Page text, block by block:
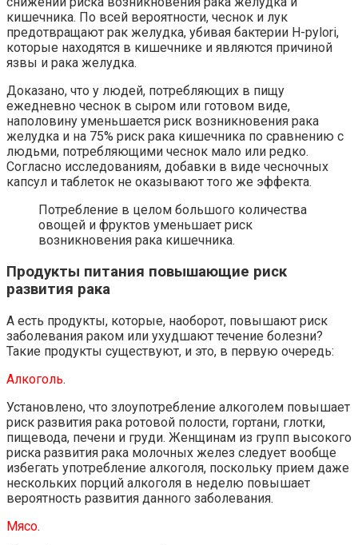
кишечника. По всей вероятности, чеснок и лук
предотвращают рак желудка, убивая бактерии H-pylori,
которые находятся в кишечнике и являются причиной
язвы и рака желудка.
Доказано, что у людей, потребляющих в пищу
ежедневно чеснок в сыром или готовом виде,
наполовину уменьшается риск возникновения рака
желудка и на 75% риск рака кишечника по сравнению с
людьми, потребляющими чеснок мало или редко.
Согласно исследованиям, добавки в виде чесночных
капсул и таблеток не оказывают того же эффекта.
Потребление в целом большого количества
овощей и фруктов уменьшает риск
возникновения рака кишечника.
Продукты питания повышающие риск
развития рака
А есть продукты, которые, наоборот, повышают риск
заболевания раком или ухудшают течение болезни?
Такие продукты существуют, и это, в первую очередь:
Алкоголь.
Установлено, что злоупотребление алкоголем повышает
риск развития рака ротовой полости, гортани, глотки,
пищевода, печени и груди. Женщинам из групп высокого
риска развития рака молочных желез следует вообще
избегать употребление алкоголя, поскольку прием даже
нескольких порций алкоголя в неделю повышает
вероятность развития данного заболевания.
Мясо.